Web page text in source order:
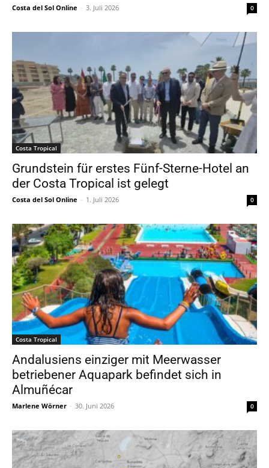
Costa del Sol Online - 3. Juli 2026 0
Costa Tropical
Grundstein für erstes Fünf-Sterne-Hotel an
der Costa Tropical ist gelegt
Costa del Sol Online - 1. Juli 2026 0
Costa Tropical
Andalusiens einziger mit Meerwasser
betriebener Aquapark befindet sich in
Almuñécar
Marlene Wörner - 30. Juni 2026 0